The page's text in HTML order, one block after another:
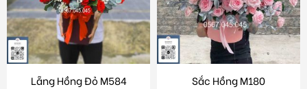
Lẵng Hồng Đỏ M584 Sắc Hồng M180